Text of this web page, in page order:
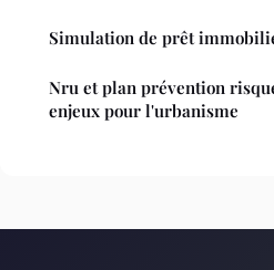
Simulation de prêt
Nru et plan prévention
enjeux pour l'urbanisme